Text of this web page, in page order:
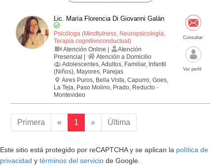
Lic. María Florencia Di Giovanni Galán
Psicóloga (Mindfulness, Neuropsicología,
Terapia cognitivo­conductual)
Atención Online |
Atención
Presencial |
Atención a Domicilio
Adolescentes, Adultos, Familiar, Infantil
(Niños), Mayores, Parejas
Aires Puros, Bella Vista, Capurro, Goes,
La Teja, Paso Molino, Prado, Reducto -
Montevideo
Consultar
Ver perfil
Primera « 1 » Última
Este sitio está protegido por reCAPTCHA y se aplican la política de
privacidad y términos del servicio de Google.